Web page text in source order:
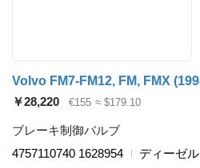
￥28,220 €155 ≈ $179.10
ブレーキ制御バルブ
4757110740 1628954
ディーゼル